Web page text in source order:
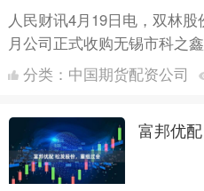
人民财讯4月19日电，双林
月公司正式收购无锡市科之
形机器人丝杠产业链关键拼
子”的....
分类： 中国期货配资公司
富邦优